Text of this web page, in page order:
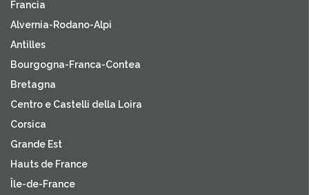
Francia
Alvernia-Rodano-Alpi
Antilles
Bourgogna-Franca-Contea
Bretagna
Centro e Castelli della Loira
Corsica
Grande Est
Hauts de France
Île-de-France